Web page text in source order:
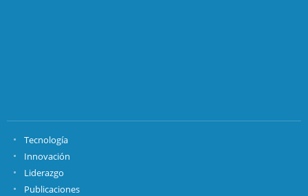
Tecnología
Innovación
Liderazgo
Publicaciones